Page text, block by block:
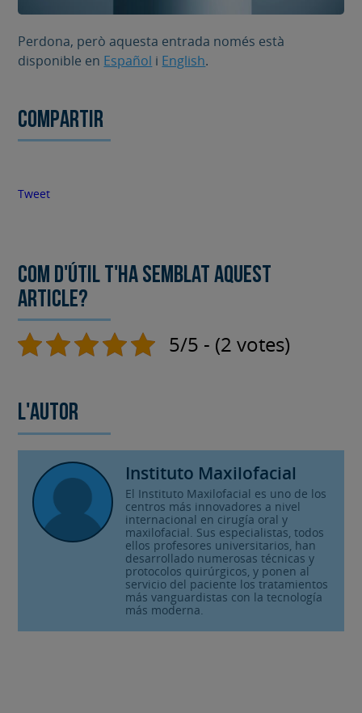
Perdona, però aquesta entrada només està
disponible en Español i English.
Compartir
Tweet
Com d'útil t'ha semblat aquest
article?
5/5 - (2 votes)
L'autor
Instituto Maxilofacial
El Instituto Maxilofacial es uno de los
centros más innovadores a nivel
internacional en cirugía oral y
maxilofacial. Sus especialistas, todos
ellos profesores universitarios, han
desarrollado numerosas técnicas y
protocolos quirúrgicos, y ponen al
servicio del paciente los tratamientos
más vanguardistas con la tecnología
más moderna.